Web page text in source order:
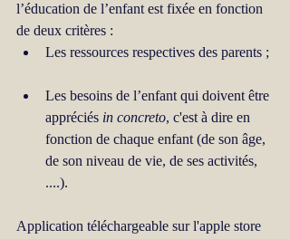
l’éducation de l’enfant est fixée en fonction
de deux critères :
Les ressources respectives des parents ;
Les besoins de l’enfant qui doivent être
appréciés in concreto, c'est à dire en
fonction de chaque enfant (de son âge,
de son niveau de vie, de ses activités,
....).
Application téléchargeable sur l'apple store